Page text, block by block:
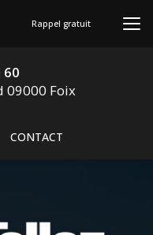
60
09000 Foix
CONTACT
Rappel gratuit